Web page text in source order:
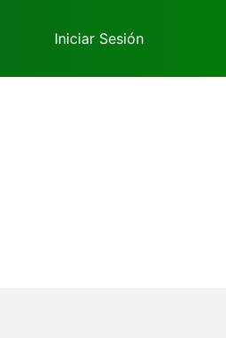
Iniciar Sesión